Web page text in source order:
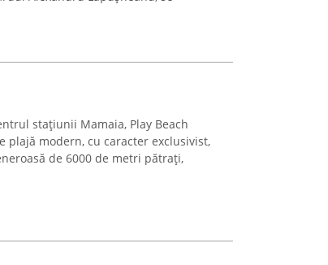
stațiunii Mamaia, Play Beach
plajă modern, cu caracter exclusivist,
de 6000 de metri pătrați,